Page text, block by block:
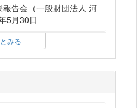
告会（一般財団法人 河
5月30日
みる